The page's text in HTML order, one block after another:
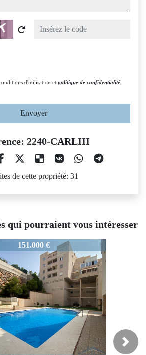
d'utilisation et politique de confidentialité
Envoyer
2240-CARLIII
de cette propriété: 31
qui pourraient vous intéresser
€
CARLIII119.900 €
Next